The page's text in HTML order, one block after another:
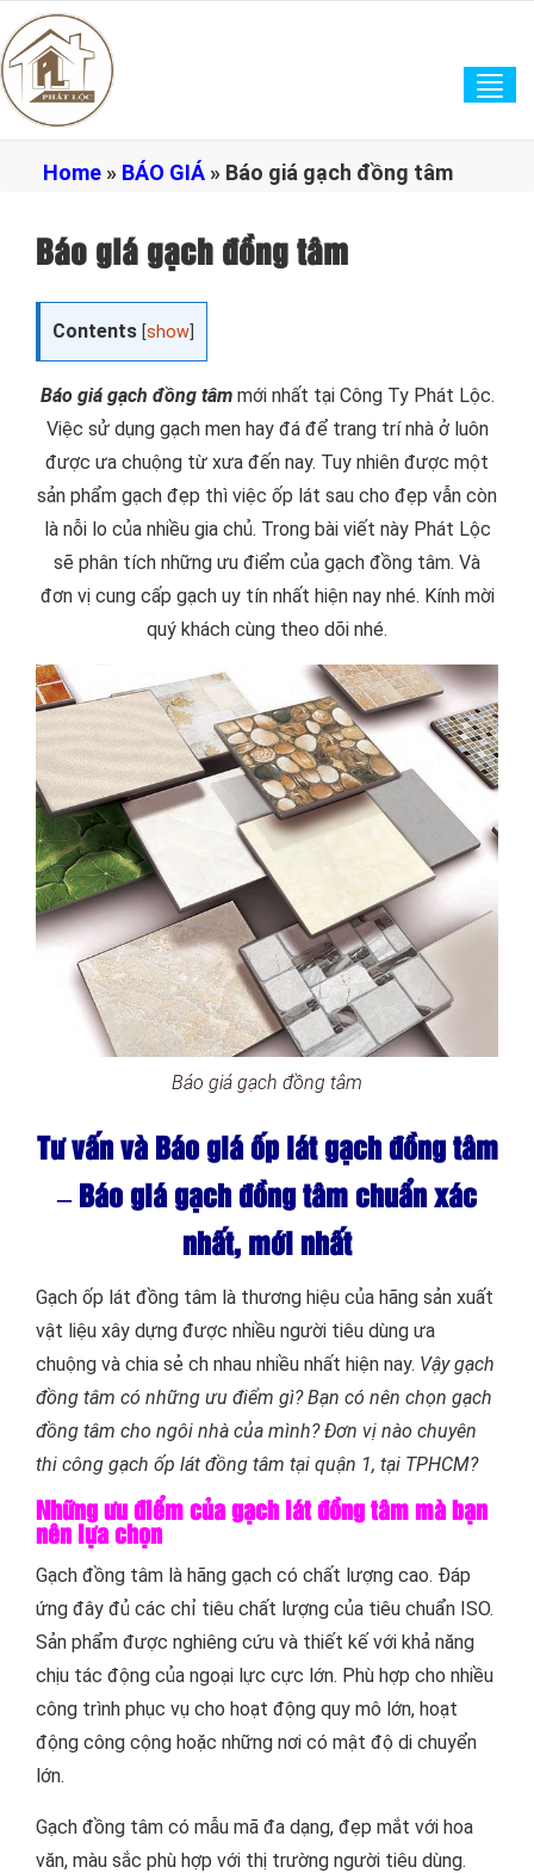
Home » BÁO GIÁ » Báo giá gạch đồng tâm
Báo giá gạch đồng tâm
Contents [show
Báo giá gạch đồng tâmmới nhất tại Công Ty Phát Lộc.
Việc sử dụng gạch men hay đá để trang trí nhà ở luôn
được ưa chuộng từ xưa đến nay. Tuy nhiên được một
sản phẩm gạch đẹp thì việc ốp lát sau cho đẹp vẫn còn
là nỗi lo của nhiều gia chủ. Trong bài viết này Phát Lộc
sẽ phân tích những ưu điểm của gạch đồng tâm. Và
đơn vị cung cấp gạch uy tín nhất hiện nay nhé. Kính mời
quý khách cùng theo dõi nhé.
Báo giá gạch đồng tâm
Tư vấn và Báo giá ốp lát gạch đồng tâm
– Báo giá gạch đồng tâm chuẩn xác
nhất, mới nhất
Gạch ốp lát đồng tâm là thương hiệu của hãng sản xuất
vật liệu xây dựng được nhiều người tiêu dùng ưa
chuộng và chia sẻ ch nhau nhiều nhất hiện nay. Vậy gạch
đồng tâm có những ưu điểm gì? Bạn có nên chọn gạch
đồng tâm cho ngôi nhà của mình? Đơn vị nào chuyên
thi công gạch ốp lát đồng tâm tại quận 1, tại TPHCM?
Những ưu điểm của gạch lát đồng tâm mà bạn
nên lựa chọn
Gạch đồng tâm là hãng gạch có chất lượng cao. Đáp
ứng đây đủ các chỉ tiêu chất lượng của tiêu chuẩn ISO.
Sản phẩm được nghiêng cứu và thiết kế với khả năng
chịu tác động của ngoại lực cực lớn. Phù hợp cho nhiều
công trình phục vụ cho hoạt động quy mô lớn, hoạt
động công cộng hoặc những nơi có mật độ di chuyển
lớn.
Gạch đồng tâm có mẫu mã đa dạng, đẹp mắt với hoa
văn, màu sắc phù hợp với thị trường người tiêu dùng.